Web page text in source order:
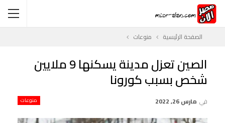
الصفحة الرئيسية منوعات
الصين تعزل مدينة يسكنها 9 ملايين
شخص بسبب كورونا
منوعات في مارس 26, 2022